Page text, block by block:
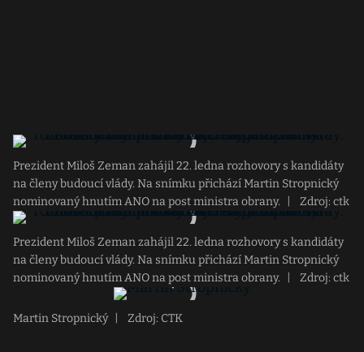
Prezident Miloš Zeman zahájil 22. ledna rozhovory s kandidáty
na členy budoucí vlády. Na snímku přichází Martin Stropnický
nominovaný hnutím ANO na post ministra obrany.
Zdroj: ctk
Prezident Miloš Zeman zahájil 22. ledna rozhovory s kandidáty
na členy budoucí vlády. Na snímku přichází Martin Stropnický
nominovaný hnutím ANO na post ministra obrany.
Zdroj: ctk
Martin Stropnický Zdroj: CTK